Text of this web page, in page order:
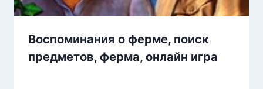
Воспоминания о ферме, поиск
предметов, ферма, онлайн игра